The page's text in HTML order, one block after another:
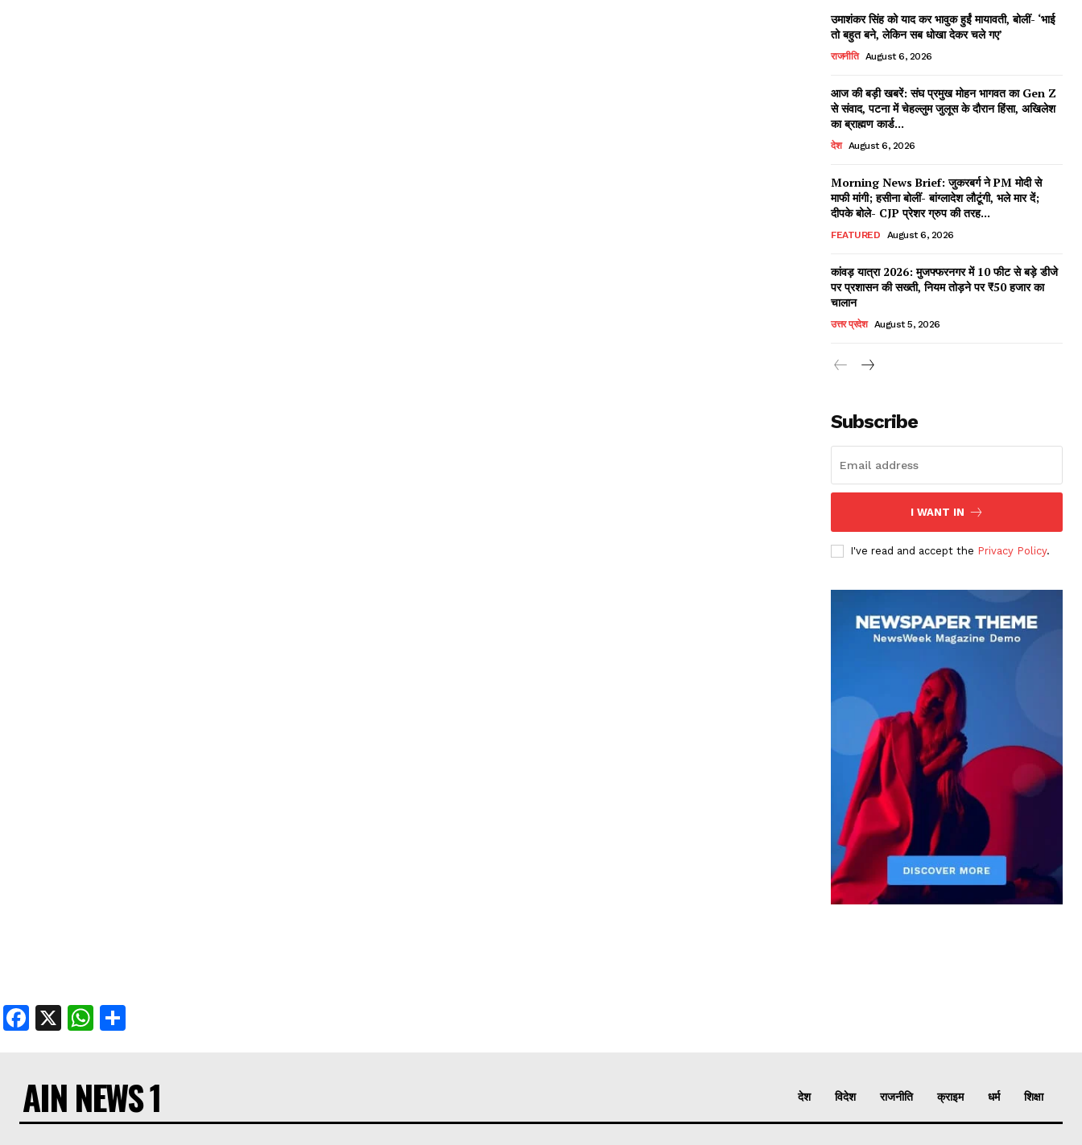
उमाशंकर सिंह को याद कर भावुक हुईं मायावती, बोलीं- ‘भाई
तो बहुत बने, लेकिन सब धोखा देकर चले गए’
राजनीति August 6, 2026
आज की बड़ी खबरें: संघ प्रमुख मोहन भागवत का Gen Z
से संवाद, पटना में चेहल्लुम जुलूस के दौरान हिंसा, अखिलेश
का ब्राह्मण कार्ड...
देश August 6, 2026
Morning News Brief: जुकरबर्ग ने PM मोदी से
माफी मांगी; हसीना बोलीं- बांग्लादेश लौटूंगी, भले मार दें;
दीपके बोले- CJP प्रेशर ग्रुप की तरह...
FEATURED August 6, 2026
कांवड़ यात्रा 2026: मुजफ्फरनगर में 10 फीट से बड़े डीजे
पर प्रशासन की सख्ती, नियम तोड़ने पर ₹50 हजार का
चालान
उत्तर प्रदेश August 5, 2026
Subscribe
I WANT IN
I've read and accept the Privacy Policy.
Facebook
X WhatsApp
AIN NEWS 1 देश विदेश राजनीति क्राइम धर्म शिक्षा